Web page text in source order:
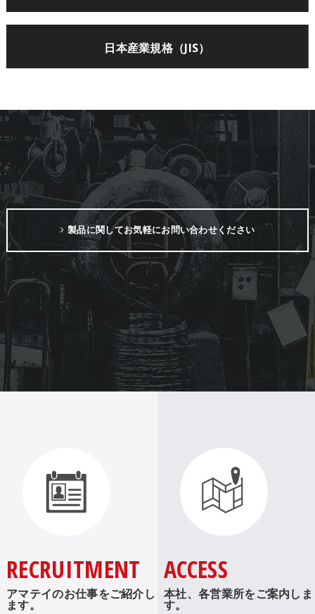
日本産業規格（JIS）
製品に関してお気軽にお問い合わせください
RECRUITMENT
アマテイのお仕事をご紹介し
ます。
ACCESS
本社、各営業所をご案内しま
す。